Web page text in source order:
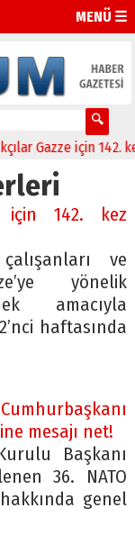
MENÜ ☰
Gazze için 142. kez
için 142. kez
ve
yönelik
amacıyla
haftasında
mesajı net!
Başkanı
36. NATO
genel